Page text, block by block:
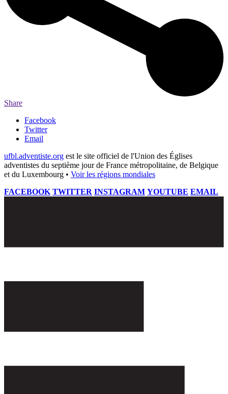
Share
Facebook
Twitter
Email
ufbl.adventiste.org est le site officiel de l'Union des Églises
adventistes du septième jour de France métropolitaine, de Belgique
et du Luxembourg • Voir les régions mondiales
FACEBOOK TWITTER INSTAGRAM YOUTUBE EMAIL